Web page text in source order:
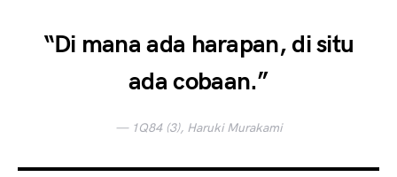
“Di mana ada harapan, di situ
ada cobaan.”
— 1Q84 (3), Haruki Murakami